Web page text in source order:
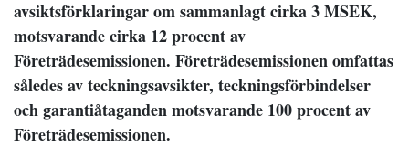
avsiktsförklaringar om sammanlagt cirka 3 MSEK,
motsvarande cirka 12 procent av
Företrädesemissionen. Företrädesemissionen omfattas
således av teckningsavsikter, teckningsförbindelser
och garantiåtaganden motsvarande 100 procent av
Företrädesemissionen.